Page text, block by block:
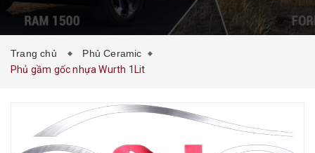
Trang chủ
Phủ Ceramic
Phủ gầm gốc nhựa Wurth 1Lit